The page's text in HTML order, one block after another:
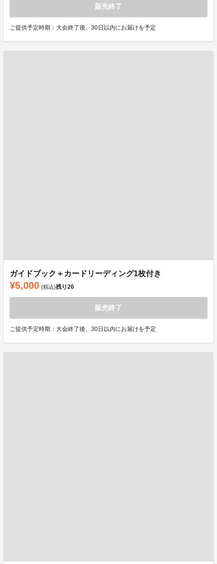
販売終了
ご提供予定時期：大会終了後、30日以内にお届けを予定
ガイドブック＋カードリーディング1枚付き
¥5,000 (税込)残り26
販売終了
ご提供予定時期：大会終了後、30日以内にお届けを予定